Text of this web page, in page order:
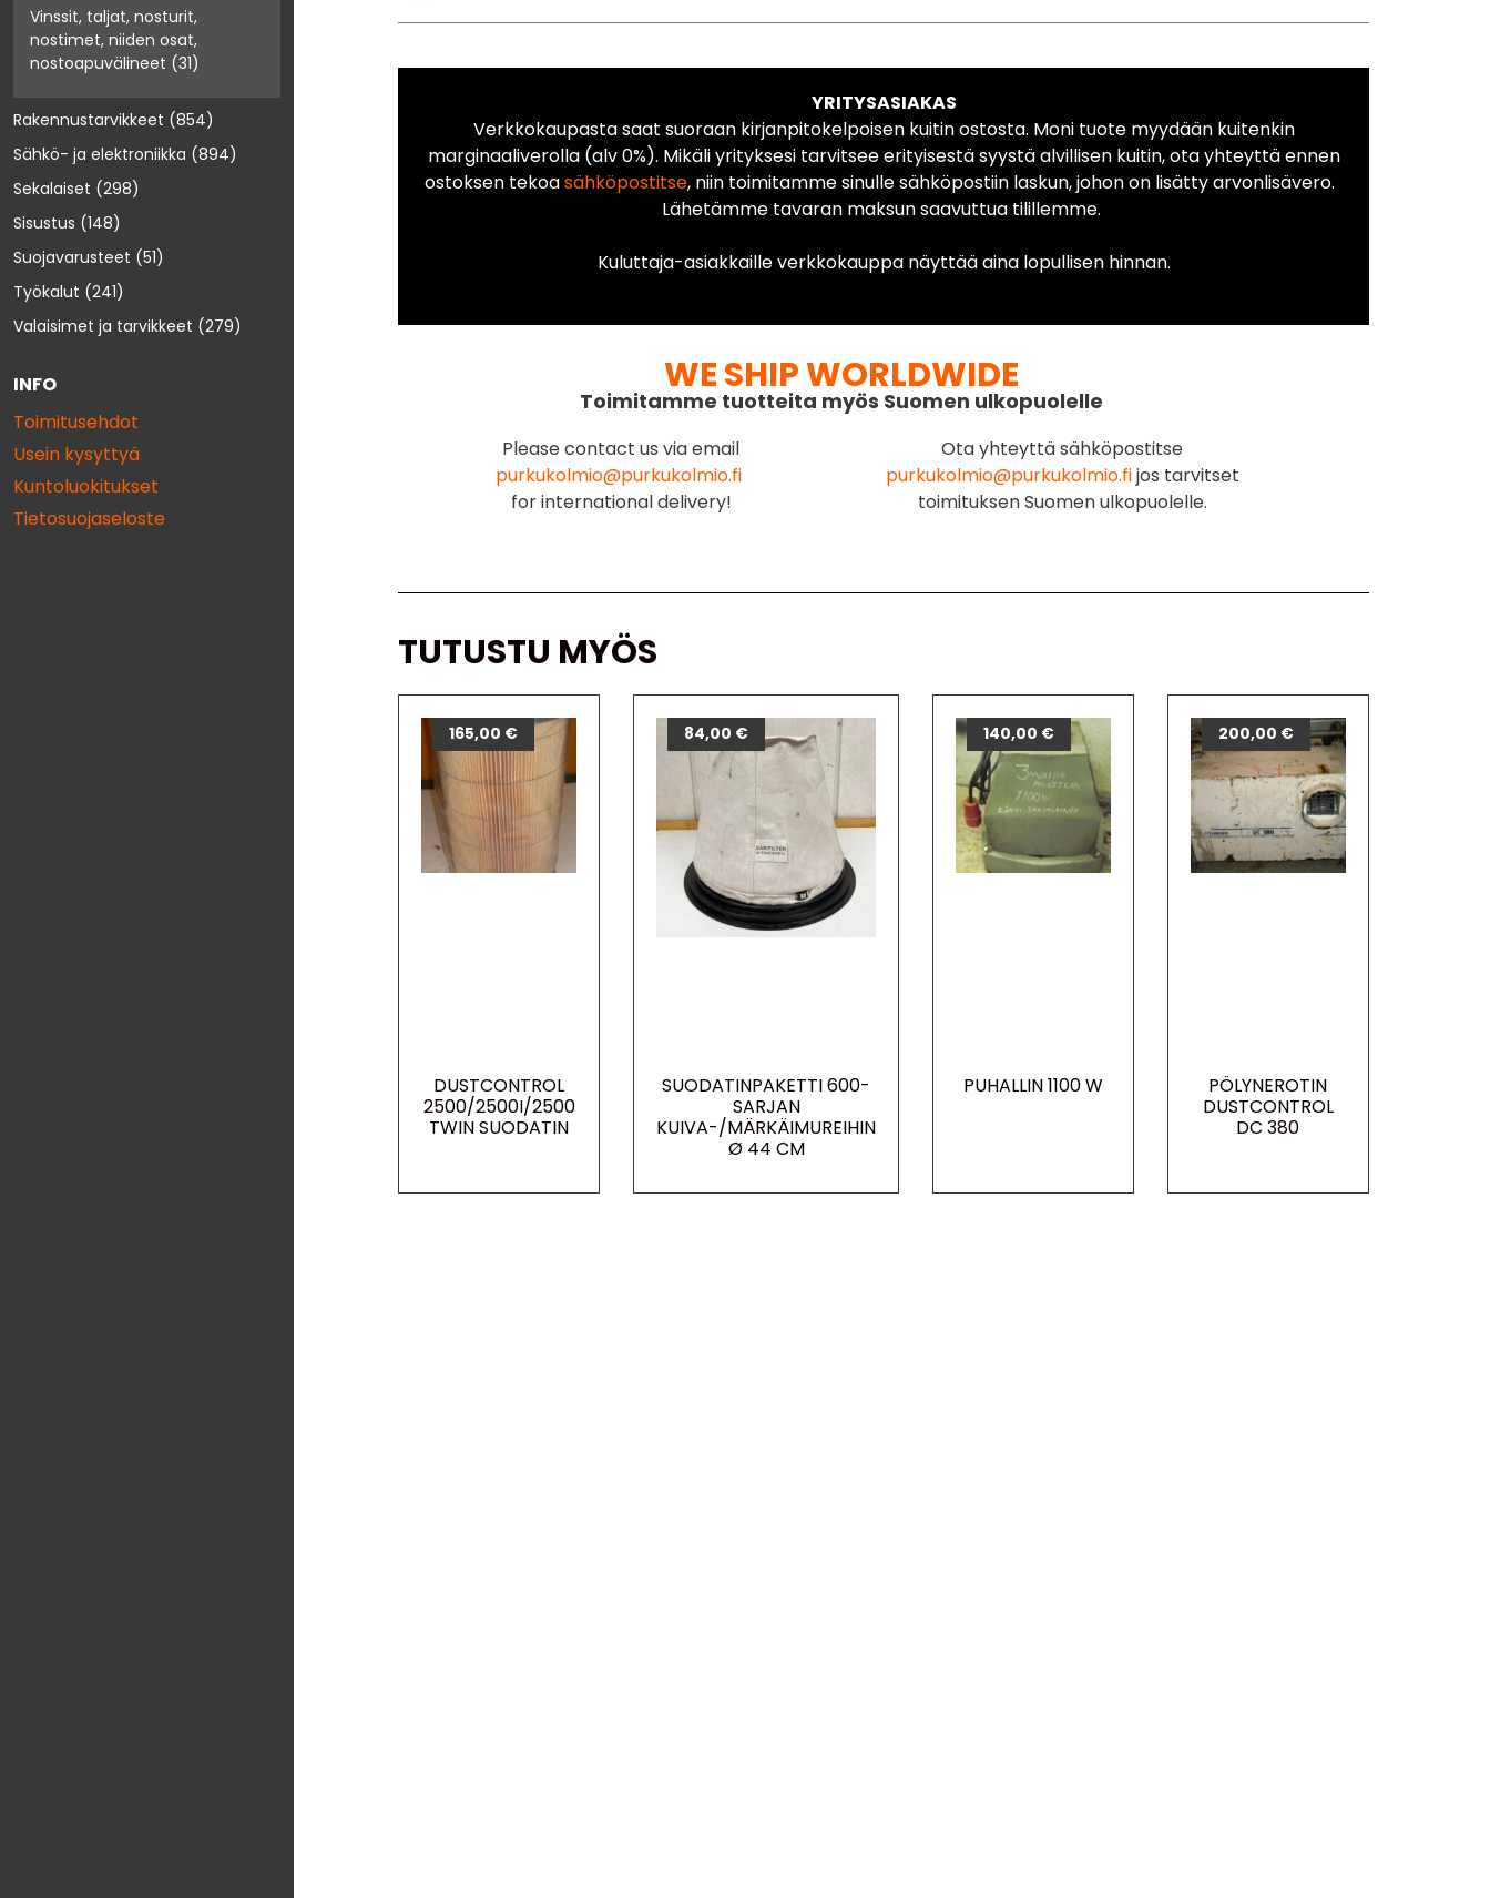
Vinssit, taljat, nosturit,
nostimet, niiden osat,
nostoapuvälineet (31)
Rakennustarvikkeet (854)
Sähkö- ja elektroniikka (894)
Sekalaiset (298)
Sisustus (148)
Suojavarusteet (51)
Työkalut (241)
Valaisimet ja tarvikkeet (279)
INFO
Toimitusehdot
Usein kysyttyä
Kuntoluokitukset
Tietosuojaseloste
YRITYSASIAKAS
Verkkokaupasta saat suoraan kirjanpitokelpoisen kuitin ostosta. Moni tuote myydään kuitenkin
marginaaliverolla (alv 0%). Mikäli yrityksesi tarvitsee erityisestä syystä alvillisen kuitin, ota yhteyttä ennen
ostoksen tekoasähköpostitse, niin toimitamme sinulle sähköpostiin laskun, johon on lisätty arvonlisävero.
Lähetämme tavaran maksun saavuttua tilillemme.
Kuluttaja-asiakkaille verkkokauppa näyttää aina lopullisen hinnan.
WE SHIP WORLDWIDE
Toimitamme tuotteita myös Suomen ulkopuolelle
Please contact us via email
purkukolmio@purkukolmio.fi
for international delivery!
Ota yhteyttä sähköpostitse
purkukolmio@purkukolmio.fijos tarvitset
toimituksen Suomen ulkopuolelle.
TUTUSTU MYÖS
DUSTCONTROL
2500/2500I/2500
TWIN SUODATIN
165,00 €
SUODATINPAKETTI 600-
SARJAN
KUIVA-/MÄRKÄIMUREIHIN
Ø 44 CM
84,00 €
PUHALLIN 1100 W
140,00 €
PÖLYNEROTIN
DUSTCONTROL
DC 380
200,00 €